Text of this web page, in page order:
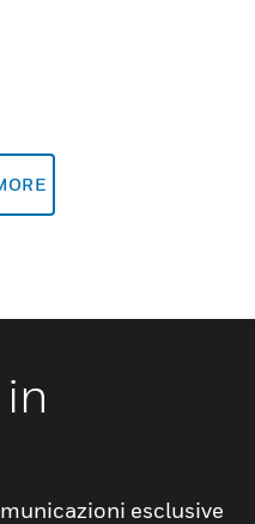
esclusive